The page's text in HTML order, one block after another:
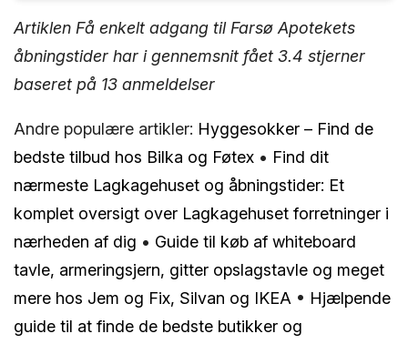
Artiklen Få enkelt adgang til Farsø Apotekets
åbningstider har i gennemsnit fået 3.4 stjerner
baseret på 13 anmeldelser
Andre populære artikler: Hyggesokker – Find de
bedste tilbud hos Bilka og Føtex • Find dit
nærmeste Lagkagehuset og åbningstider: Et
komplet oversigt over Lagkagehuset forretninger i
nærheden af dig • Guide til køb af whiteboard
tavle, armeringsjern, gitter opslagstavle og meget
mere hos Jem og Fix, Silvan og IKEA • Hjælpende
guide til at finde de bedste butikker og